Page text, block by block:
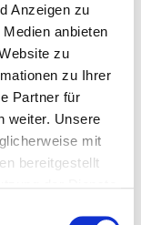
Anzeigen zu
anbieten
zu
zu Ihrer
Partner für
weiter. Unsere
mit
bereitgestellt
dir und
der dich bei
mit
und
und Tricks